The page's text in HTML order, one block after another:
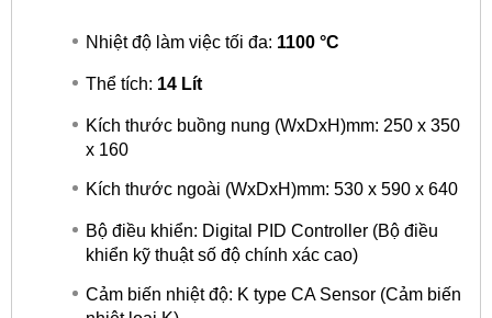
Nhiệt độ làm việc tối đa: 1100 °C
Thể tích: 14 Lít
Kích thước buồng nung (WxDxH)mm: 250 x 350
x 160
Kích thước ngoài (WxDxH)mm: 530 x 590 x 640
Bộ điều khiển: Digital PID Controller (Bộ điều
khiển kỹ thuật số độ chính xác cao)
Cảm biến nhiệt độ: K type CA Sensor (Cảm biến